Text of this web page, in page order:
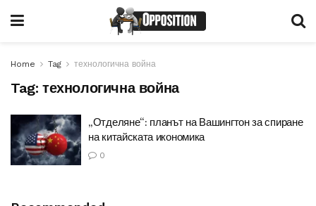
Home Tag технологична война
Tag: технологична война
„Отделяне“: планът на Вашингтон за спиране
на китайската икономика
0